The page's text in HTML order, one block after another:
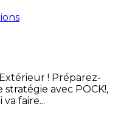
! Préparez-
avec POCK!,
faire...